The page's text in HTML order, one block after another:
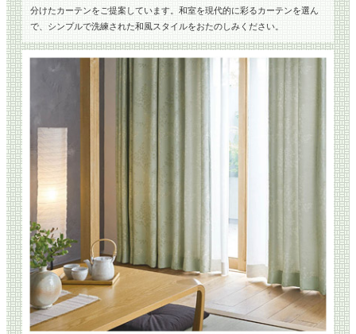
分けたカーテンをご提案しています。和室を現代的に彩るカーテンを選ん
で、シンプルで洗練された和風スタイルをおたのしみください。